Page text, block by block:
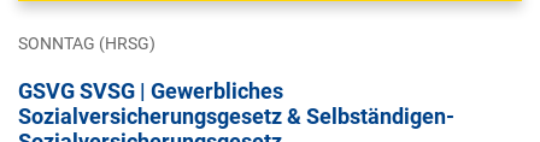
SONNTAG (HRSG)
GSVG SVSG | Gewerbliches
Sozialversicherungsgesetz & Selbständigen-